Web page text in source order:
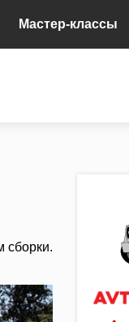
Мастер-классы
сборки.